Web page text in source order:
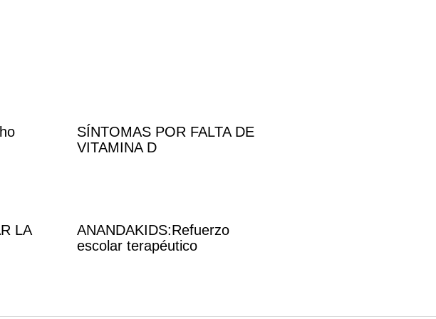
SÍNTOMAS POR FALTA DE
VITAMINA D
LA
ANANDAKIDS:Refuerzo
escolar terapéutico